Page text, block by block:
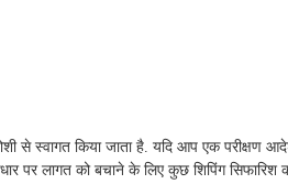
से स्वागत किया जाता है. यदि आप एक परीक्षण
पर लागत को बचाने के लिए कुछ शिपिंग सिफारिश